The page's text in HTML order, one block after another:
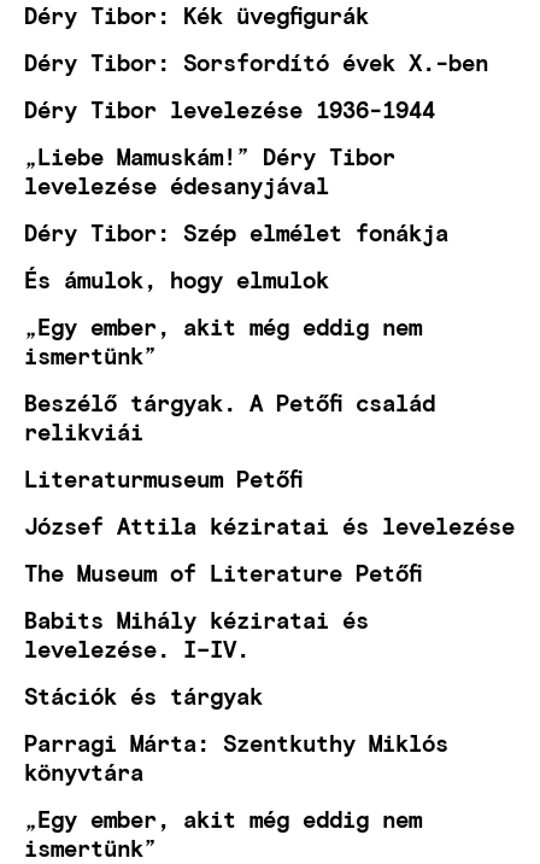
Déry Tibor: Kék üvegfigurák
Déry Tibor: Sorsfordító évek X.-ben
Déry Tibor levelezése 1936-1944
„Liebe Mamuskám!” Déry Tibor
levelezése édesanyjával
Déry Tibor: Szép elmélet fonákja
És ámulok, hogy elmulok
„Egy ember, akit még eddig nem
ismertünk”
Beszélő tárgyak. A Petőfi család
relikviái
Literaturmuseum Petőfi
József Attila kéziratai és levelezése
The Museum of Literature Petőfi
Babits Mihály kéziratai és
levelezése. I–IV.
Stációk és tárgyak
Parragi Márta: Szentkuthy Miklós
könyvtára
„Egy ember, akit még eddig nem
ismertünk”